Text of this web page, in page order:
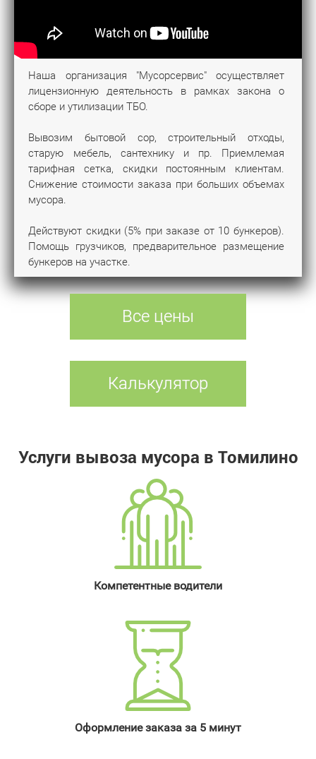
Наша организация "Мусорсервис" осуществляет
лицензионную деятельность в рамках закона о
сборе и утилизации ТБО.
Вывозим бытовой сор, строительный отходы,
старую мебель, сантехнику и пр. Приемлемая
тарифная сетка, скидки постоянным клиентам.
Снижение стоимости заказа при больших объемах
мусора.
Действуют скидки (5% при заказе от 10 бункеров).
Помощь грузчиков, предварительное размещение
бункеров на участке.
Все цены
Калькулятор
Услуги вывоза мусора в Томилино
Компетентные водители
Оформление заказа за 5 минут